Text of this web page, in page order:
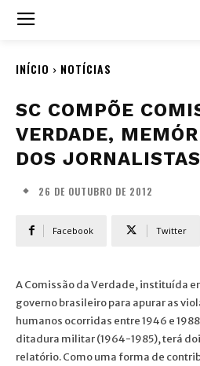
INÍCIO NOTÍCIAS
SC COMPÕE
VERDADE,
DOS JORNALISTAS
26 DE OUTUBRO DE 2012
Facebook Twitter
A Comissão da Verdade, instituída
governo brasileiro para apurar as
humanos ocorridas entre 1946 e
ditadura militar (1964-1985), terá
relatório. Como uma forma de